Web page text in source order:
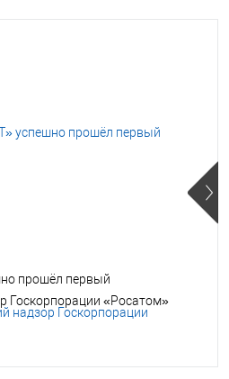
прошёл первый
Госкорпорации «Росатом»